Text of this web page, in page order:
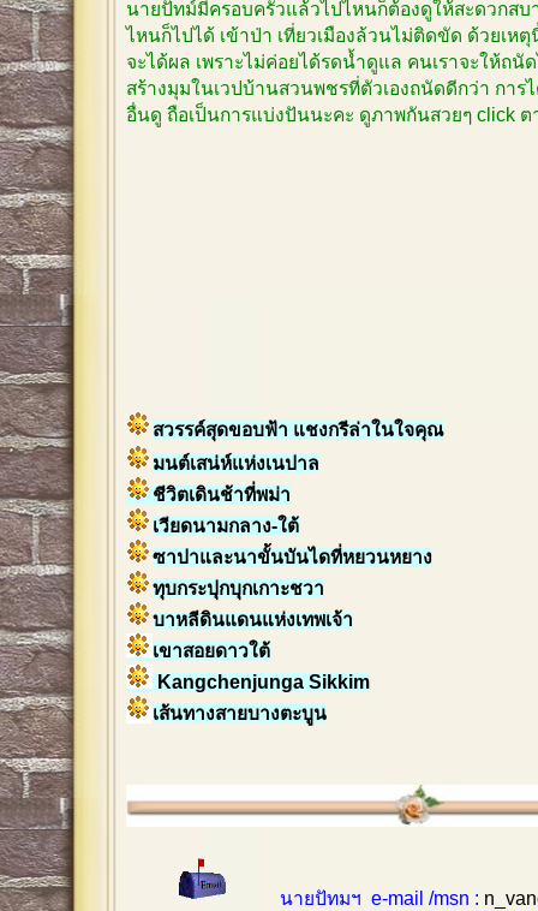
นายปัทม์มีครอบครัวแล้วไปไหนก็ต้องดูให้สะดวกส
ไหนก็ไปได้ เข้าป่า เที่ยวเมืองล้วนไม่ติดขัด ด้วยเห
จะได้ผล เพราะไม่ค่อยได้รดน้ำดูแล คนเราจะให้ถนั
สร้างมุมในเวปบ้านสวนพชรที่ตัวเองถนัดดีกว่า การ
อื่นดู ถือเป็นการแบ่งปันนะคะ ดูภาพกันสวยๆ click ต
สวรรค์สุดขอบฟ้า แชงกรีล่าในใจคุณ
มนต์เสน่ห์แห่งเนปาล
ชีวิตเดินช้าที่พม่า
เวียดนามกลาง-ใต้
ซาปาและนาขั้นบันไดที่หยวนหยาง
ทุบกระปุกบุกเกาะชวา
บาหลีดินแดนแห่งเทพเจ้า
เขาสอยดาวใต้
Kangchenjunga Sikkim
เส้นทางสายบางตะบูน
นายปัทมฯ e-mail /msn :